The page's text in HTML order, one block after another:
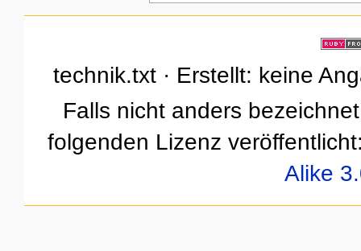
technik.txt · Erstellt: keine
Falls nicht anders
folgenden Lizenz
Alike